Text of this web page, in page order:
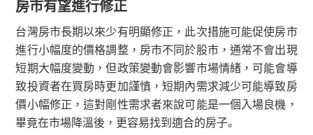
房市有望進行修正
台灣房市長期以來少有明顯修正，此次措施可能促使房市
進行小幅度的價格調整，房市不同於股市，通常不會出現
短期大幅度變動，但政策變動會影響市場情緒，可能會導
致投資者在買房時更加謹慎，短期內需求減少可能導致房
價小幅修正，這對剛性需求者來說可能是一個入場良機，
畢竟在市場降溫後，更容易找到適合的房子。